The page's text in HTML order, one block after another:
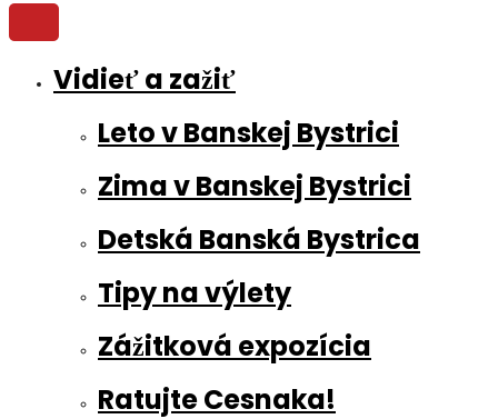
Vidieť a zažiť
Leto v Banskej Bystrici
Zima v Banskej Bystrici
Detská Banská Bystrica
Tipy na výlety
Zážitková expozícia
Ratujte Cesnaka!